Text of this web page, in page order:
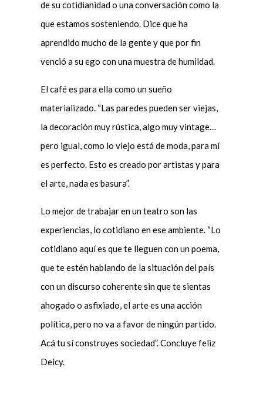
de su cotidianidad o una conversación como la
que estamos sosteniendo. Dice que ha
aprendido mucho de la gente y que por fin
venció a su ego con una muestra de humildad.
El café es para ella como un sueño
materializado. “Las paredes pueden ser viejas,
la decoración muy rústica, algo muy vintage…
pero igual, como lo viejo está de moda, para mí
es perfecto. Esto es creado por artistas y para
el arte, nada es basura”.
Lo mejor de trabajar en un teatro son las
experiencias, lo cotidiano en ese ambiente. “Lo
cotidiano aquí es que te lleguen con un poema,
que te estén hablando de la situación del país
con un discurso coherente sin que te sientas
ahogado o asfixiado, el arte es una acción
política, pero no va a favor de ningún partido.
Acá tu sí construyes sociedad”. Concluye feliz
Deicy.